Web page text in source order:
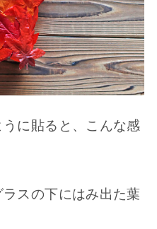
に貼ると、こんな感
スの下にはみ出た葉